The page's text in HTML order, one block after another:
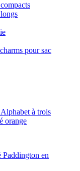
pour sac